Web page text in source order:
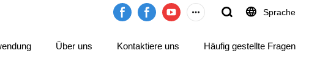
Sprache
Über uns Kontaktiere uns Häufig gestellte Fragen